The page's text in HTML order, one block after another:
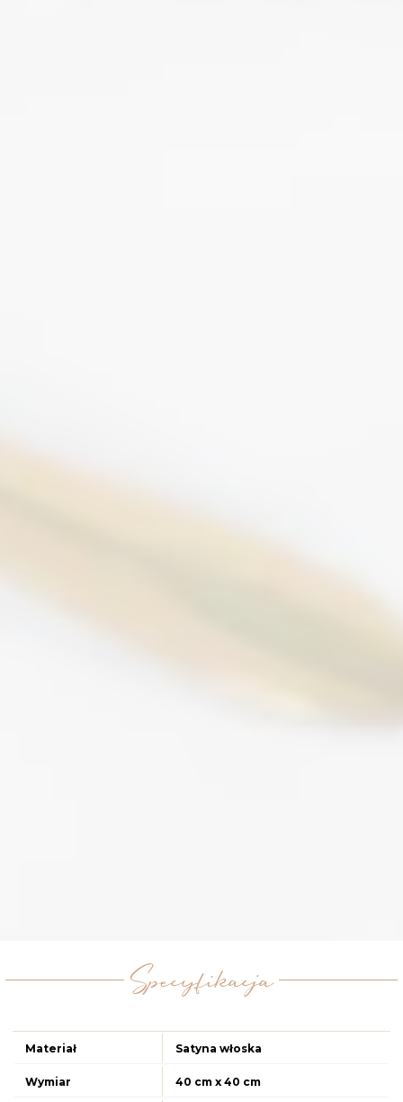
Specyfikacja
Materiał Satyna włoska
Wymiar 40 cm x 40 cm